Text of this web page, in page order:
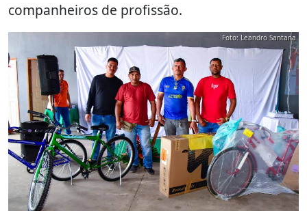
companheiros de profissão.
Foto: Leandro Santana